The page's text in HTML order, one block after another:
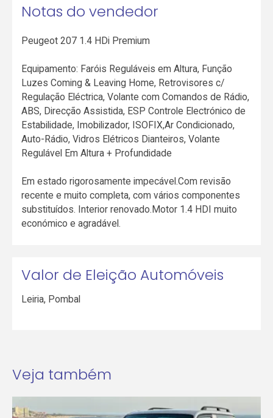
Notas do vendedor
Peugeot 207 1.4 HDi Premium
Equipamento: Faróis Reguláveis em Altura, Função
Luzes Coming & Leaving Home, Retrovisores c/
Regulação Eléctrica, Volante com Comandos de Rádio,
ABS, Direcção Assistida, ESP Controle Electrónico de
Estabilidade, Imobilizador, ISOFIX,Ar Condicionado,
Auto-Rádio, Vidros Elétricos Dianteiros, Volante
Regulável Em Altura + Profundidade
Em estado rigorosamente impecável.Com revisão
recente e muito completa, com vários componentes
substituídos. Interior renovado.Motor 1.4 HDI muito
económico e agradável.
Valor de Eleição Automóveis
Leiria, Pombal
Veja também